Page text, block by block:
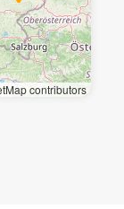
contributors